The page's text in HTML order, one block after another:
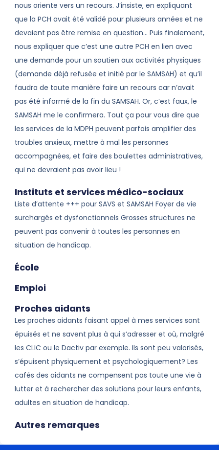
nous oriente vers un recours. J’insiste, en expliquant
que la PCH avait été validé pour plusieurs années et ne
devaient pas être remise en question… Puis finalement,
nous expliquer que c’est une autre PCH en lien avec
une demande pour un soutien aux activités physiques
(demande déjà refusée et initié par le SAMSAH) et qu’il
faudra de toute manière faire un recours car n’avait
pas été informé de la fin du SAMSAH. Or, c’est faux, le
SAMSAH me le confirmera. Tout ça pour vous dire que
les services de la MDPH peuvent parfois amplifier des
troubles anxieux, mettre à mal les personnes
accompagnées, et faire des boulettes administratives,
qui ne devraient pas avoir lieu !
Instituts et services médico-sociaux
Liste d’attente +++ pour SAVS et SAMSAH Foyer de vie
surchargés et dysfonctionnels Grosses structures ne
peuvent pas convenir à toutes les personnes en
situation de handicap.
École
Emploi
Proches aidants
Les proches aidants faisant appel à mes services sont
épuisés et ne savent plus à qui s’adresser et où, malgré
les CLIC ou le Dactiv par exemple. Ils sont peu valorisés,
s’épuisent physiquement et psychologiquement? Les
cafés des aidants ne compensent pas toute une vie à
lutter et à rechercher des solutions pour leurs enfants,
adultes en situation de handicap.
Autres remarques